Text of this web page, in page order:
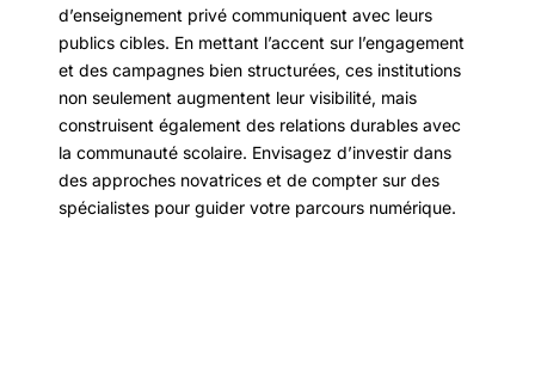
d’enseignement privé communiquent avec leurs
publics cibles. En mettant l’accent sur l’engagement
et des campagnes bien structurées, ces institutions
non seulement augmentent leur visibilité, mais
construisent également des relations durables avec
la communauté scolaire. Envisagez d’investir dans
des approches novatrices et de compter sur des
spécialistes pour guider votre parcours numérique.